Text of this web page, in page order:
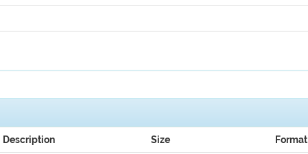
Description Size Format